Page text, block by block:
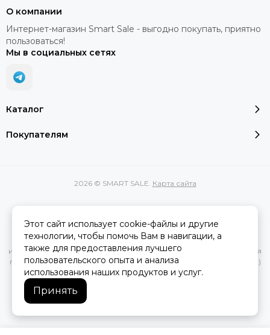
Каталог
Покупателям
О компании
Интернет-магазин Smart Sale - выгодно покупать, приятно
пользоваться!
Мы в социальных сетях
2026 © SMART SALE. Карта сайта
Вся представленная на сайте информация, касающаяся
характеристик, стоимости товаров и услуг, носит
информационный характер и ни при каких условиях не является
публичной офертой, определяемой положениями Статьи 437(2)
Гражданского кодекса РФ.
Этот сайт использует cookie-файлы и другие
технологии, чтобы помочь Вам в навигации, а
также для предоставления лучшего
пользовательского опыта и анализа
использования наших продуктов и услуг.
Принять